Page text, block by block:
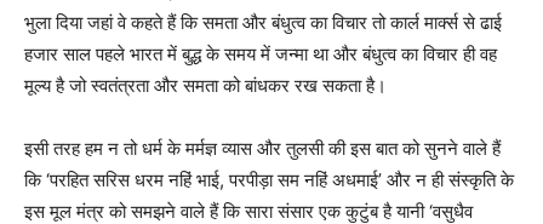
भुला दिया जहां वे कहते हैं कि समता और बंधुत्व का विचार तो कार्ल मार्क्स से ढाई
हजार साल पहले भारत में बुद्ध के समय में जन्मा था और बंधुत्व का विचार ही वह
मूल्य है जो स्वतंत्रता और समता को बांधकर रख सकता है।
इसी तरह हम न तो धर्म के मर्मज्ञ व्यास और तुलसी की इस बात को सुनने वाले हैं
कि ‘परहित सरिस धरम नहिं भाई, परपीड़ा सम नहिं अधमाई’ और न ही संस्कृति के
इस मूल मंत्र को समझने वाले हैं कि सारा संसार एक कुटुंब है यानी ‘वसुधैव